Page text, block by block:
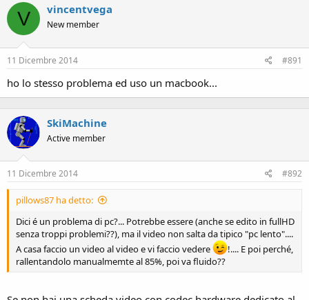
V vincentvega
New member
11 Dicembre 2014 #891
ho lo stesso problema ed uso un macbook...
SkiMachine
Active member
11 Dicembre 2014 #892
pillows87 ha detto:
Dici é un problema di pc?... Potrebbe essere (anche se edito in fullHD
senza troppi problemi??), ma il video non salta da tipico "pc lento"....
A casa faccio un video al video e vi faccio vedere
!.... E poi perché,
rallentandolo manualmemte al 85%, poi va fluido??